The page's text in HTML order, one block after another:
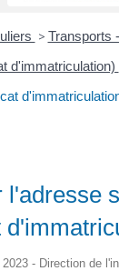
> Transports
d'immatriculation)
l'adresse
- Direction de